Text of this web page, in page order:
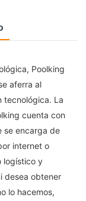
Poolking
aferra al
tecnológica. La
cuenta con
se encarga de
internet o
logístico y
desea obtener
lo hacemos,